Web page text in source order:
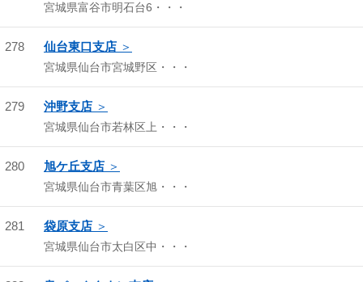
宮城県富谷市明石台6・・・
278 仙台東口支店
宮城県仙台市宮城野区・・・
279 沖野支店
宮城県仙台市若林区上・・・
280 旭ケ丘支店
宮城県仙台市青葉区旭・・・
281 袋原支店
宮城県仙台市太白区中・・・